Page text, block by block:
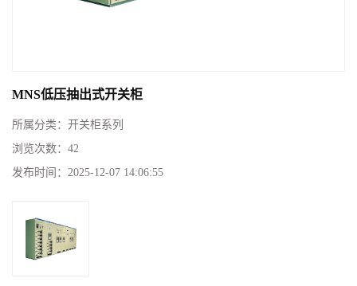
MNS低压抽出式开关柜
所属分类： 开关柜系列
浏览次数： 42
发布时间： 2025-12-07 14:06:55